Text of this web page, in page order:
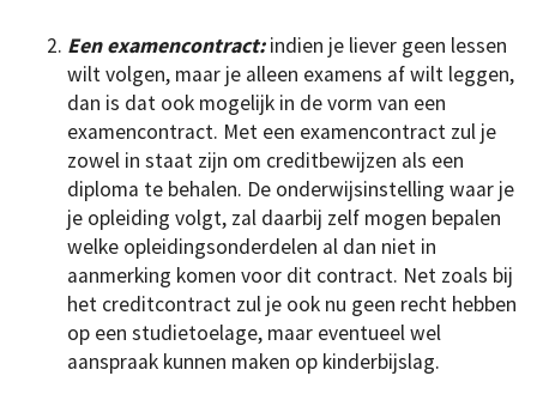
Een examencontract:indien je liever geen lessen
wilt volgen, maar je alleen examens af wilt leggen,
dan is dat ook mogelijk in de vorm van een
examencontract. Met een examencontract zul je
zowel in staat zijn om creditbewijzen als een
diploma te behalen. De onderwijsinstelling waar je
je opleiding volgt, zal daarbij zelf mogen bepalen
welke opleidingsonderdelen al dan niet in
aanmerking komen voor dit contract. Net zoals bij
het creditcontract zul je ook nu geen recht hebben
op een studietoelage, maar eventueel wel
aanspraak kunnen maken op kinderbijslag.